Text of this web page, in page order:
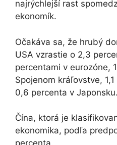
najrýchlejší rast
ekonomík.
Očakáva sa, že hrubý
USA vzrastie o 2,3
percentami v eurozóne,
Spojenom kráľovstve,
0,6 percenta v Japonsku.
Čína, ktorá je
ekonomika, podľa